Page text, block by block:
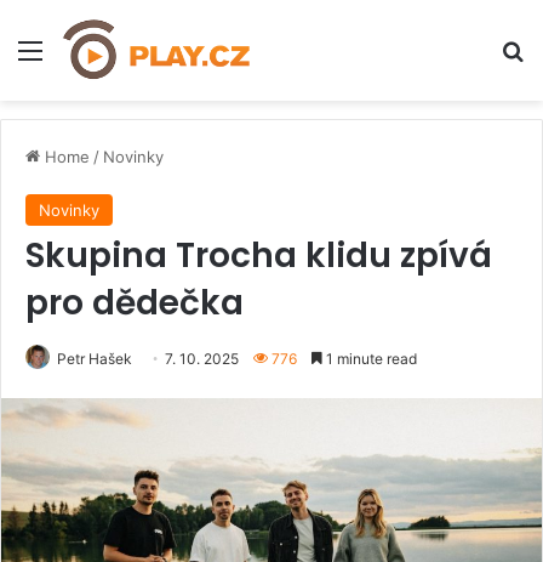
Menu
Home / Novinky
Novinky
Skupina Trocha klidu zpívá
pro dědečka
Petr Hašek 7. 10. 2025 776 1 minute read